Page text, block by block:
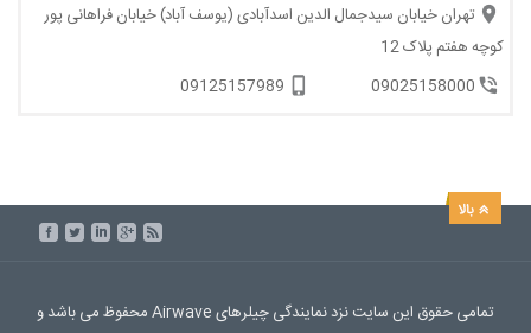
تهران خیابان سیدجمال الدین اسدآبادی (یوسف آباد) خیابان فراهانی پور
کوچه هفتم پلاک 12
09025158000
09125157989
تمامی حقوق این سایت نزد نمایندگی چیلرهای Airwave محفوظ می باشد و